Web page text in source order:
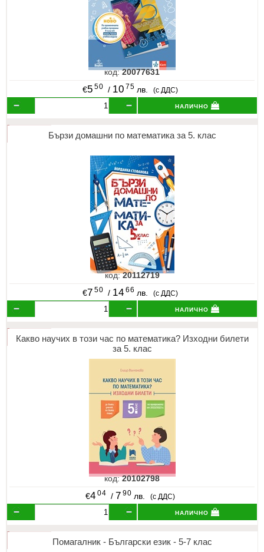
код:20077631
€5 50 / 10 75 лв. (с ДДС)
налично
Бързи домашни по математика за 5. клас
код:20112719
€7 50 / 14 66 лв. (с ДДС)
налично
Какво научих в този час по математика? Изходни билети
за 5. клас
код:20102798
€4 04 / 7 90 лв. (с ДДС)
налично
Помагалник - Български език - 5-7 клас